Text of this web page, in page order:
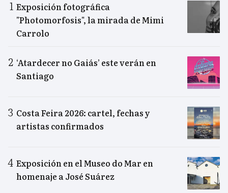
Exposición fotográfica
"Photomorfosis", la mirada de Mimi
Carrolo
‘Atardecer no Gaiás’ este verán en
Santiago
Costa Feira 2026: cartel, fechas y
artistas confirmados
Exposición en el Museo do Mar en
homenaje a José Suárez